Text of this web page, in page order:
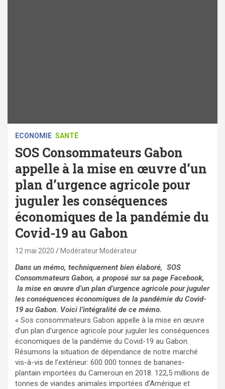
ECONOMIE SANTÉ
SOS Consommateurs Gabon
appelle à la mise en œuvre d’un
plan d’urgence agricole pour
juguler les conséquences
économiques de la pandémie du
Covid-19 au Gabon
12 mai 2020 Modérateur Modérateur
Dans un mémo, techniquement bien élaboré, SOS
Consommateurs Gabon, a proposé sur sa page Facebook,
la mise en œuvre d’un plan d’urgence agricole pour juguler
les conséquences économiques de la pandémie du Covid-
19 au Gabon. Voici l’intégralité de ce mémo.
« Sos consommateurs Gabon appelle à la mise en œuvre
d’un plan d’urgence agricole pour juguler les conséquences
économiques de la pandémie du Covid-19 au Gabon.
Résumons la situation de dépendance de notre marché
vis-à-vis de l’extérieur: 600 000 tonnes de bananes-
plantain importées du Cameroun en 2018. 122,5 millions de
tonnes de viandes animales importées d’Amérique et